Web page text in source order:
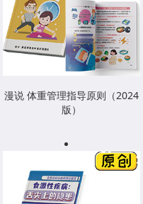
漫说 体重管理指导原则（2024
版）